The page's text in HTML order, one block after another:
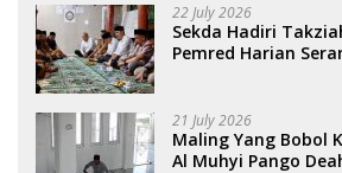
22 July 2026
Sekda Hadiri
Pemred Harian
21 July 2026
Maling Yang Bobol
Al Muhyi Pango